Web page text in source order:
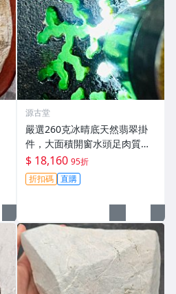
源古堂
嚴選260克冰晴底天然翡翠掛
件，大面積開窗水頭足肉質
細，適合收藏與佩戴 #翡翠 #
天然翡翠 #A貨翡翠玉石
$ 18,160 95折
折扣碼 直購